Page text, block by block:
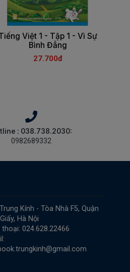
Việt 1 - Tập 1 - Vì Sự
Bình Đẳng
27.700đ
: 038.738.2030:
0982689332
Kính - Tòa Nhà F5, Quận
Hà Nội
024.628.22466